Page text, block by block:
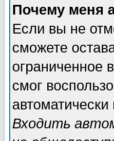
Почему меня
Если вы не
сможете
ограниченное
смог
Входить